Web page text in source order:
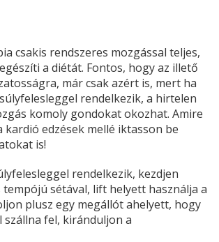
csakis rendszeres mozgással teljes,
a diétát. Fontos, hogy az illető
már csak azért is, mert ha
rendelkezik, a hirtelen
komoly gondokat okozhat. Amire
kardió edzések mellé iktasson be
is!
rendelkezik, kezdjen
tempójú sétával, lift helyett használja a
plusz egy megállót ahelyett, hogy
szállna fel, kiránduljon a